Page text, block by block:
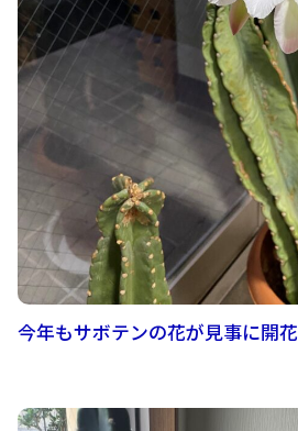
今年もサボテンの花が見事に開花